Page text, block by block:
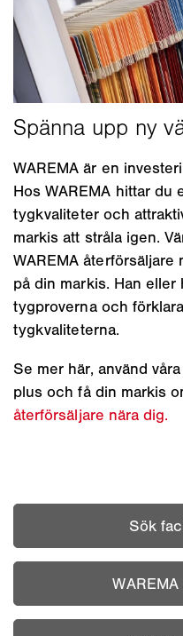
WAREMA är en
Hos WAREMA hittar du
tygkvaliteter och
markis att stråla igen.
WAREMA
på din markis. Han
tygproverna och
tygkvaliteterna.
Se mer här, använd
plus och få din markis
återförsäljare nära dig.